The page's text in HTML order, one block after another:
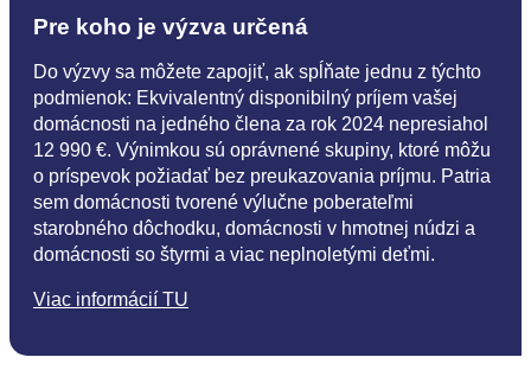
Pre koho je výzva určená
Do výzvy sa môžete zapojiť, ak spĺňate jednu z týchto
podmienok: Ekvivalentný disponibilný príjem vašej
domácnosti na jedného člena za rok 2024 nepresiahol
12 990 €. Výnimkou sú oprávnené skupiny, ktoré môžu
o príspevok požiadať bez preukazovania príjmu. Patria
sem domácnosti tvorené výlučne poberateľmi
starobného dôchodku, domácnosti v hmotnej núdzi a
domácnosti so štyrmi a viac neplnoletými deťmi.
Viac informácií TU